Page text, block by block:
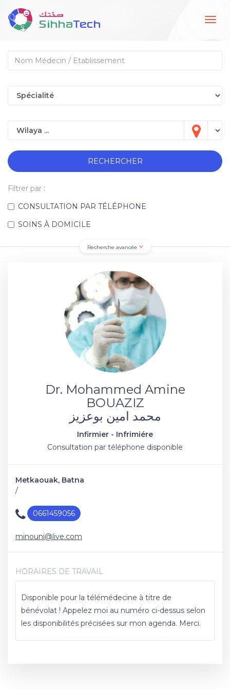
RECHERCHER
Filtrer par :
CONSULTATION PAR TÉLÉPHONE
SOINS À DOMICILE
Recherche avancée
Dr. Mohammed Amine
BOUAZIZ
محمد امين بوعزيز
Infirmier - Infrimiére
Consultation par téléphone disponible
Metkaouak, Batna
/
0661459056
minouni@live.com
HORAIRES DE TRAVAIL
Disponible pour la télémédecine à titre de
bénévolat ! Appelez moi au numéro ci-dessus selon
les disponibilités précisées sur mon agenda. Merci.